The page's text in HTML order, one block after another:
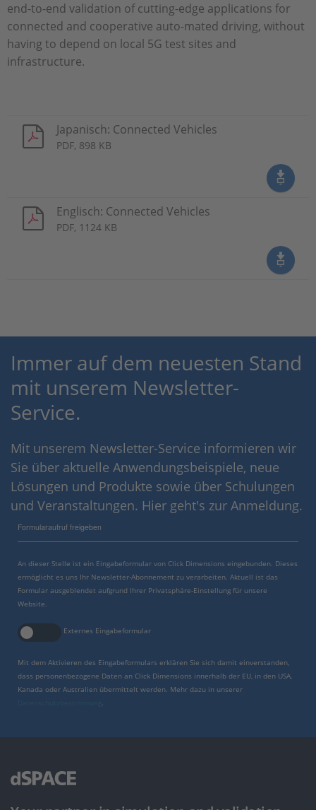
end-to-end validation of cutting-edge applications for
connected and cooperative auto-mated driving, without
having to depend on local 5G test sites and
infrastructure.
Japanisch: Connected Vehicles
PDF, 898 KB
Englisch: Connected Vehicles
PDF, 1124 KB
Immer auf dem neuesten Stand
mit unserem Newsletter-
Service.
Mit unserem Newsletter-Service informieren wir
Sie über aktuelle Anwendungsbeispiele, neue
Lösungen und Produkte sowie über Schulungen
und Veranstaltungen. Hier geht's zur Anmeldung.
Formularaufruf freigeben
An dieser Stelle ist ein Eingabeformular von Click Dimensions eingebunden. Dieses
ermöglicht es uns Ihr Newsletter-Abonnement zu verarbeiten. Aktuell ist das
Formular ausgeblendet aufgrund Ihrer Privatsphäre-Einstellung für unsere
Website.
Externes Eingabeformular
Mit dem Aktivieren des Eingabeformulars erklären Sie sich damit einverstanden,
dass personenbezogene Daten an Click Dimensions innerhalb der EU, in den USA,
Kanada oder Australien übermittelt werden. Mehr dazu in unserer
.